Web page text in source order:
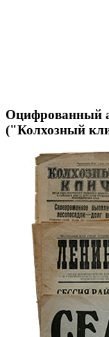
Оцифрованный
("Колхозный